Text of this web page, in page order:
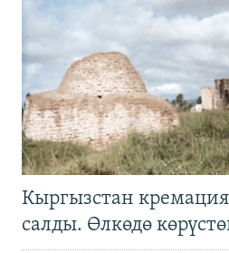
Кыргызстан
салды. Өлкөдө